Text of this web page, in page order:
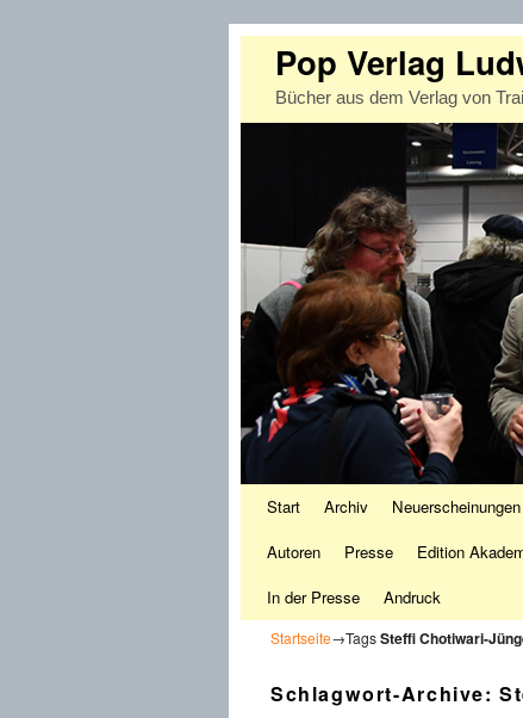
Pop Verlag
Bücher aus dem Verlag von
Start Archiv Neuerscheinungen
Autoren
Presse Edition
In der Presse
Andruck
Startseite→TagsSteffi Chotiwari-
Schlagwort-Archive: